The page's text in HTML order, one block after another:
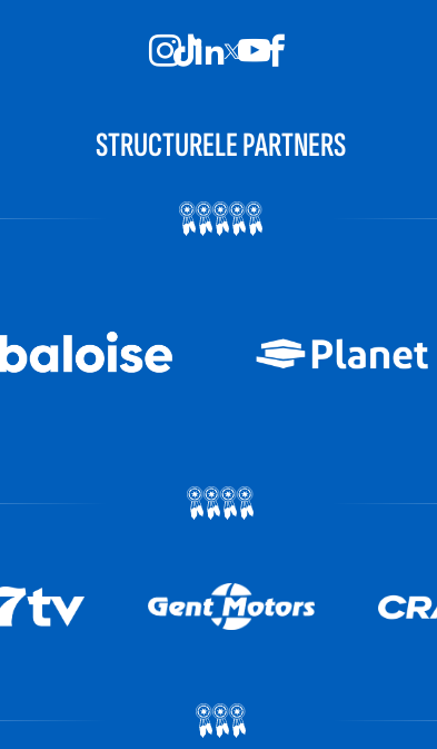
STRUCTURELE PARTNERS